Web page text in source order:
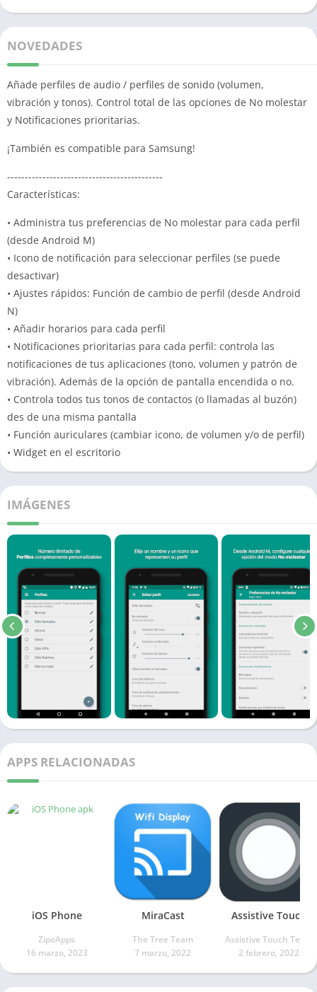
NOVEDADES
Añade perfiles de audio / perfiles de sonido (volumen,
vibración y tonos). Control total de las opciones de No molestar
y Notificaciones prioritarias.
¡También es compatible para Samsung!
--------------------------------------------
Características:
• Administra tus preferencias de No molestar para cada perfil
(desde Android M)
• Icono de notificación para seleccionar perfiles (se puede
desactivar)
• Ajustes rápidos: Función de cambio de perfil (desde Android
N)
• Añadir horarios para cada perfil
• Notificaciones prioritarias para cada perfil: controla las
notificaciones de tus aplicaciones (tono, volumen y patrón de
vibración). Además de la opción de pantalla encendida o no.
• Controla todos tus tonos de contactos (o llamadas al buzón)
des de una misma pantalla
• Función auriculares (cambiar icono, de volumen y/o de perfil)
• Widget en el escritorio
IMÁGENES
APPS RELACIONADAS
iOS Phone
ZipoApps
16 marzo, 2023
MiraCast
The Tree Team
7 marzo, 2022
Assistive Touch
Assistive Touch Team
2 febrero, 2022